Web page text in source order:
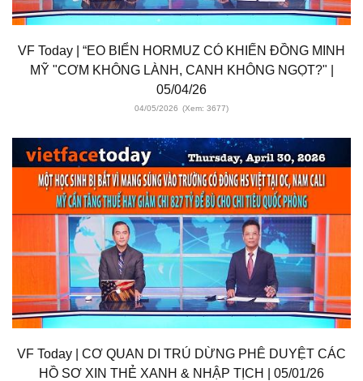
VF Today | “EO BIỂN HORMUZ CÓ KHIẾN ĐỒNG MINH
MỸ "CƠM KHÔNG LÀNH, CANH KHÔNG NGỌT?" |
05/04/26
04/05/2026 (Xem: 3677)
VF Today | CƠ QUAN DI TRÚ DỪNG PHÊ DUYỆT CÁC
HỒ SƠ XIN THẺ XANH & NHẬP TỊCH | 05/01/26